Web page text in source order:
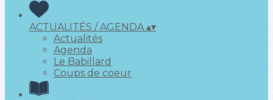
ACTUALITÉS / AGENDA▴▾
Actualités
Agenda
Le Babillard
Coups de coeur